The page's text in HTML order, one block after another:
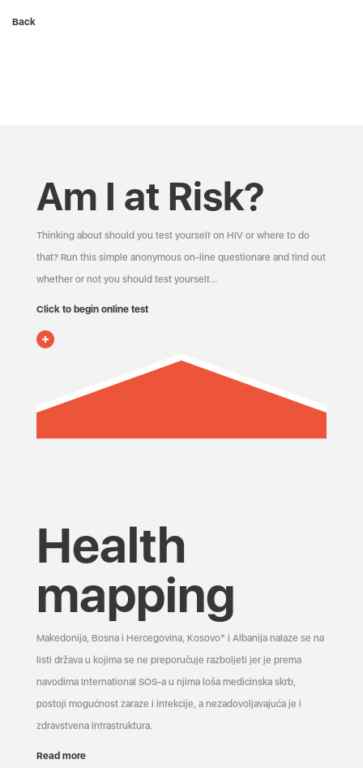
Back
Am I at Risk?
Thinking about should you test yourself on HIV or where to do
that? Run this simple anonymous on-line questionare and find out
whether or not you should test yourself…
Click to begin online test
Health
mapping
Makedonija, Bosna i Hercegovina, Kosovo* i Albanija nalaze se na
listi država u kojima se ne preporučuje razboljeti jer je prema
navodima International SOS-a u njima loša medicinska skrb,
postoji mogućnost zaraze i infekcije, a nezadovoljavajuća je i
zdravstvena infrastruktura.
Read more